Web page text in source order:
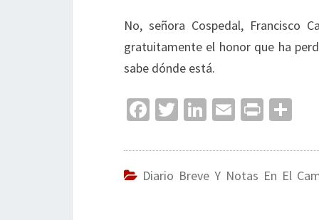
No, señora Cospedal, Francisco
gratuitamente el honor que ha
sabe dónde está.
Fa
b
o
T
tt
er
Li
ke
dI
E
ai
l
Pr
t
m
p
Diario Breve Y Notas En El